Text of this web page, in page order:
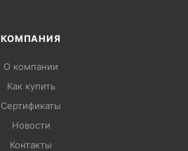
КОМПАНИЯ
О компании
Как купить
Сертификаты
Новости
Контакты